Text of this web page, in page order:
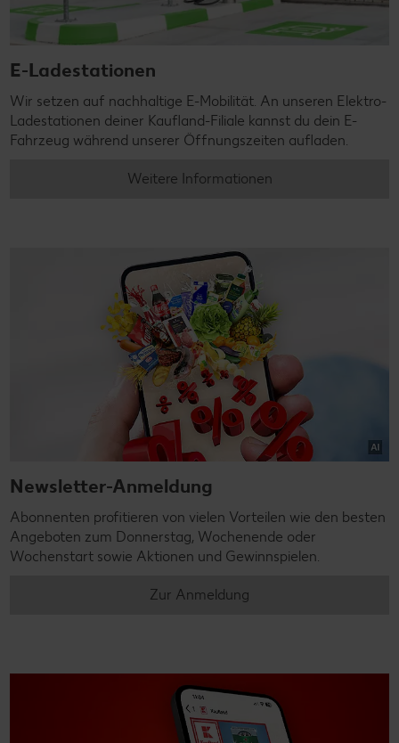
E-Ladestationen
Wir setzen auf nachhaltige E-Mobilität. An unseren Elektro-
Ladestationen deiner Kaufland-Filiale kannst du dein E-
Fahrzeug während unserer Öffnungszeiten aufladen.
Weitere Informationen
Newsletter-Anmeldung
Abonnenten profitieren von vielen Vorteilen wie den besten
Angeboten zum Donnerstag, Wochenende oder
Wochenstart sowie Aktionen und Gewinnspielen.
Zur Anmeldung